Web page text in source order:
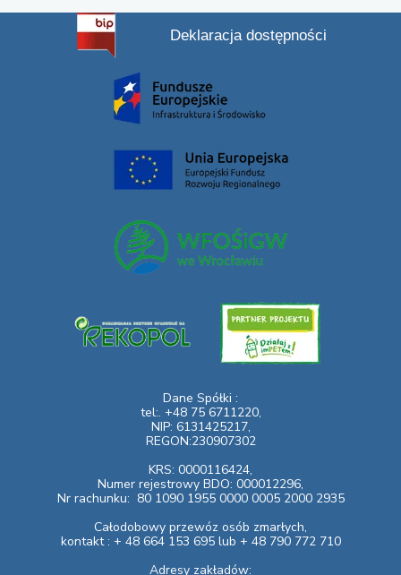
Deklaracja dostępności
Dane Spółki :
tel:. +48 75 6711220,
NIP: 6131425217,
REGON:230907302
KRS: 0000116424,
Numer rejestrowy BDO: 000012296,
Nr rachunku: 80 1090 1955 0000 0005 2000 2935
Całodobowy przewóz osób zmarłych,
kontakt : + 48 664 153 695 lub + 48 790 772 710
Adresy zakładów: